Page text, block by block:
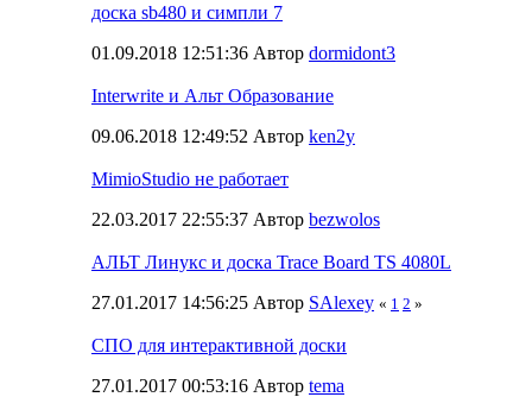
доска sb480 и симпли 7
01.09.2018 12:51:36 Автор dormidont3
Interwrite и Альт Образование
09.06.2018 12:49:52 Автор ken2y
MimioStudio не работает
22.03.2017 22:55:37 Автор bezwolos
АЛЬТ Линукс и доска Trace Board TS 4080L
27.01.2017 14:56:25 Автор SAlexey « 1 2 »
СПО для интерактивной доски
27.01.2017 00:53:16 Автор tema